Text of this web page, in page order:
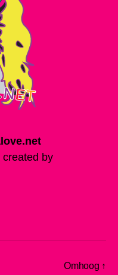
by
Omhoog ↑